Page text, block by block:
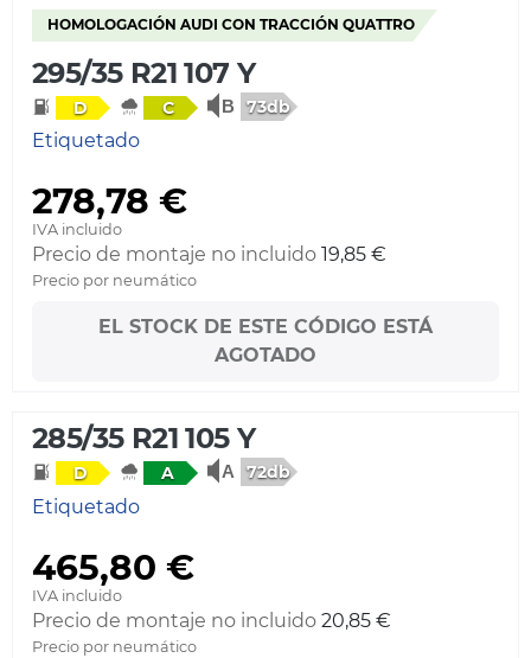
HOMOLOGACIÓN AUDI CON TRACCIÓN QUATTRO
295/35 R21 107 Y
D C 73db
Etiquetado
278,78 €
IVA incluido
Precio de montaje no incluido 19,85 €
Precio por neumático
EL STOCK DE ESTE CÓDIGO ESTÁ
AGOTADO
285/35 R21 105 Y
D A 72db
Etiquetado
465,80 €
IVA incluido
Precio de montaje no incluido 20,85 €
Precio por neumático